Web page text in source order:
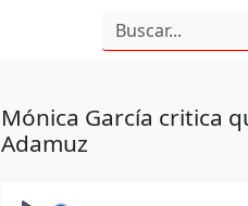
Mónica García critica
Adamuz